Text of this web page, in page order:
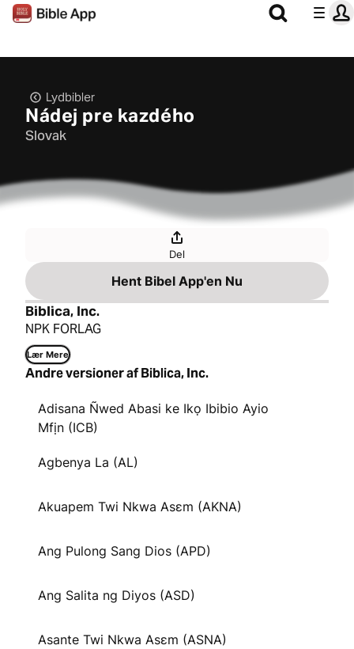
Lydbibler
Nádej pre kazdého
Slovak
Del
Hent Bibel App'en Nu
Biblica, Inc.
NPK FORLAG
Lær Mere
Andre versioner af Biblica, Inc.
Adisana Ñwed Abasi ke Ikọ Ibibio Ayio
Mfịn (ICB)
Agbenya La (AL)
Akuapem Twi Nkwa Asɛm (AKNA)
Ang Pulong Sang Dios (APD)
Ang Salita ng Diyos (ASD)
Asante Twi Nkwa Asɛm (ASNA)